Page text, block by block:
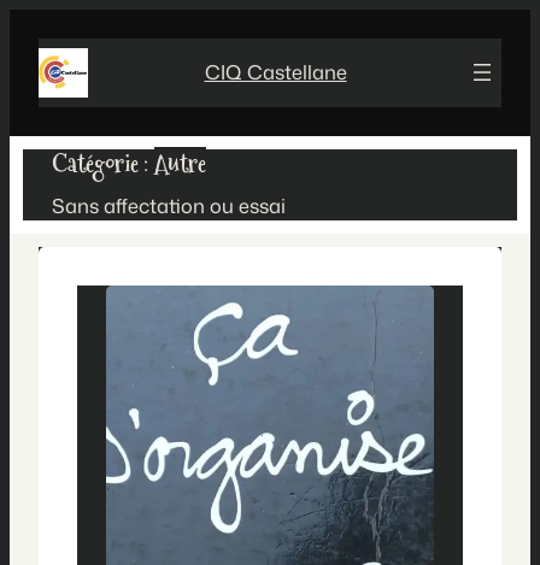
contenu
CIQ Castellane
Catégorie :Autre
Sans affectation ou essai